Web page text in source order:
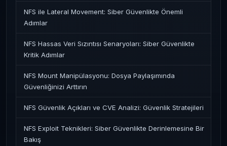
NFS ile Lateral Movement: Siber Güvenlikte Önemli
Adımlar
NFS Hassas Veri Sızıntısı Senaryoları: Siber Güvenlikte
Kritik Adımlar
NFS Mount Manipülasyonu: Dosya Paylaşımında
Güvenliğinizi Arttırın
NFS Güvenlik Açıkları ve CVE Analizi: Güvenlik Stratejileri
NFS Exploit Teknikleri: Siber Güvenlikte Derinlemesine Bir
Bakış